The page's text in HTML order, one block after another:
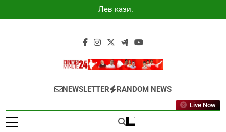
to
Лев казино
промокоды
Newsminute24
Get All Updated Telugu News
NEWSLETTER RANDOM NEWS
Live Now